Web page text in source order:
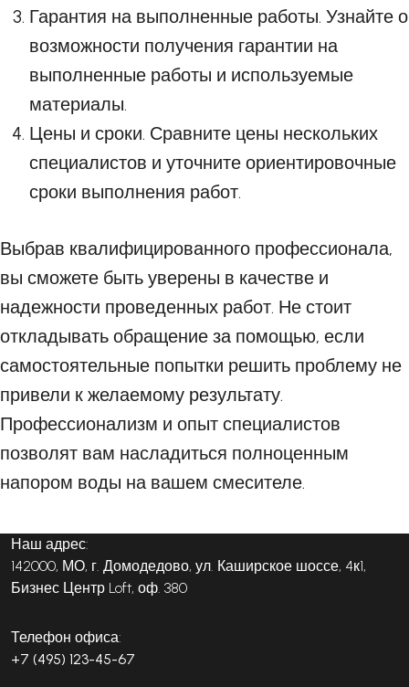
Гарантия на выполненные работы. Узнайте о
возможности получения гарантии на
выполненные работы и используемые
материалы.
Цены и сроки. Сравните цены нескольких
специалистов и уточните ориентировочные
сроки выполнения работ.
Выбрав квалифицированного профессионала,
вы сможете быть уверены в качестве и
надежности проведенных работ. Не стоит
откладывать обращение за помощью, если
самостоятельные попытки решить проблему не
привели к желаемому результату.
Профессионализм и опыт специалистов
позволят вам насладиться полноценным
напором воды на вашем смесителе.
Наш адрес:
142000, МО, г. Домодедово, ул. Каширское шоссе, 4к1,
Бизнес Центр Loft, оф. 380
Телефон офиса:
+7 (495) 123-45-67